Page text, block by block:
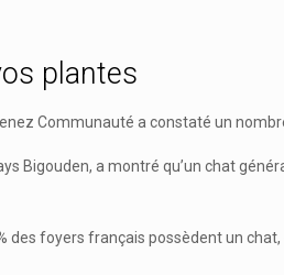
plantes
Communauté a constaté un
Bigouden, a montré qu’un chat
des foyers français possèdent un